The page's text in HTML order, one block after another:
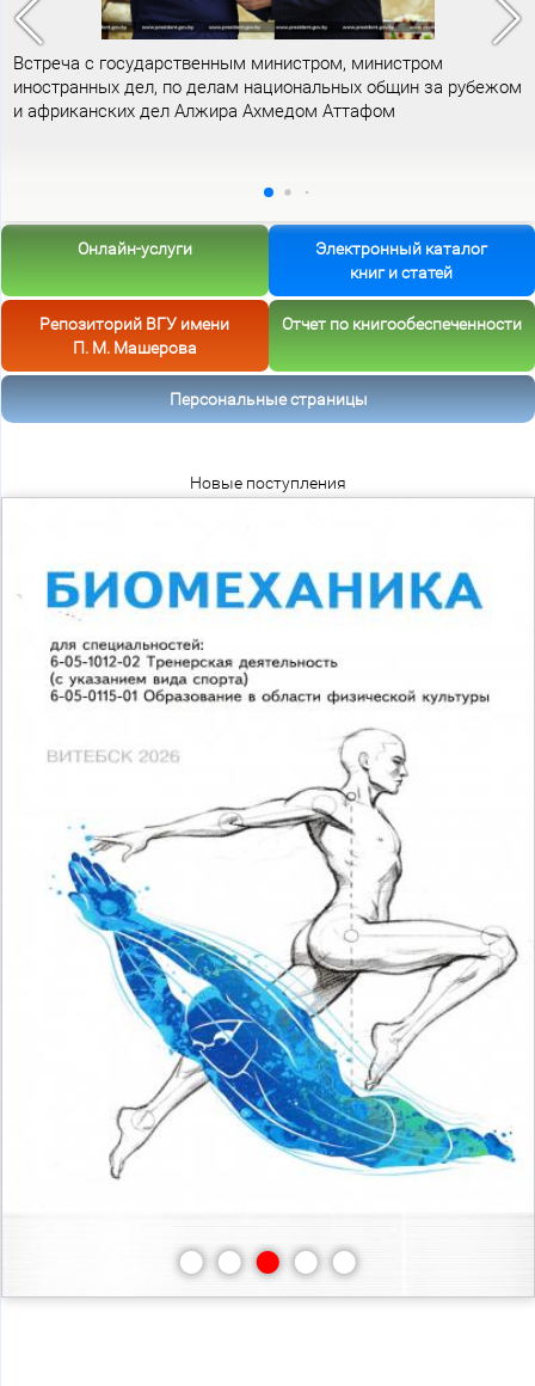
Встреча с государственным министром, министром
иностранных дел, по делам национальных общин за рубежом
и африканских дел Алжира Ахмедом Аттафом
Онлайн-услуги
Электронный каталог
книг и статей
Репозиторий ВГУ имени
П. М. Машерова
Отчет по книгообеспеченности
Персональные страницы
Новые поступления
•••••